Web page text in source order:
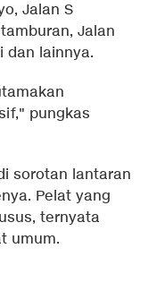
Jalan S
Jalan
dan lainnya.
pungkas
sorotan lantaran
Pelat yang
ternyata
umum.